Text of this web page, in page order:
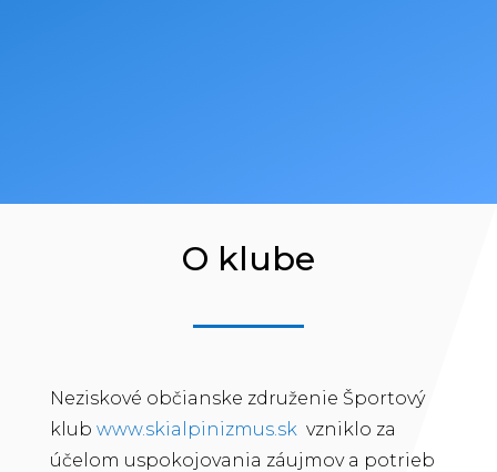
O klube
Neziskové občianske združenie Športový
klub www.skialpinizmus.sk vzniklo za
účelom uspokojovania záujmov a potrieb